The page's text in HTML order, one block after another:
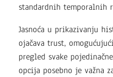
standardnih temporalnih
Jasnoća u prikazivanju
ojačava trust,
pregled svake
opcija posebno je važna